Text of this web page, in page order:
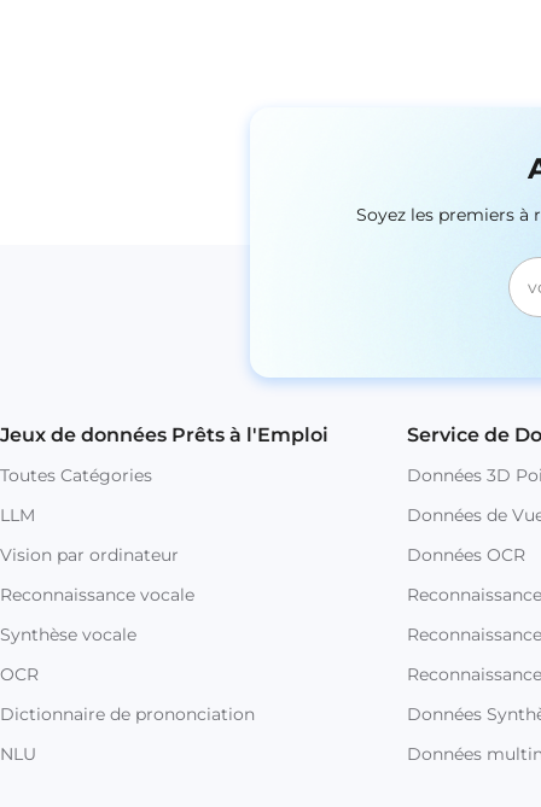
Soyez les premiers à
Jeux de données Prêts à l'Emploi
Toutes Catégories
LLM
Vision par ordinateur
Reconnaissance vocale
Synthèse vocale
OCR
Dictionnaire de prononciation
NLU
Service de
Données 3D
Données de
Données OCR
Données
Données